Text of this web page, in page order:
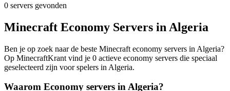
0 servers gevonden
Minecraft Economy Servers in Algeria
Ben je op zoek naar de beste Minecraft economy servers in Algeria?
Op MinecraftKrant vind je 0 actieve economy servers die speciaal
geselecteerd zijn voor spelers in Algeria.
Waarom Economy servers in Algeria?